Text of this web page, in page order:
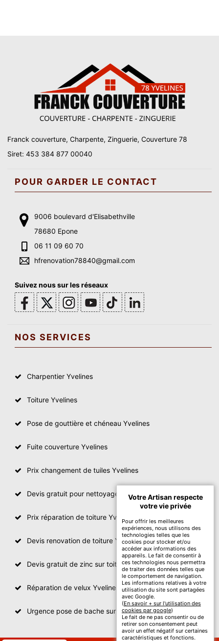
Franck couverture, Charpente, Zinguerie, Couverture 78
Siret: 453 384 877 00040
POUR GARDER LE CONTACT
9006 boulevard d'Elisabethville
78680 Epone
06 11 09 60 70
hfrenovation78840@gmail.com
Suivez nous sur les réseaux
NOS SERVICES
Charpentier Yvelines
Toiture Yvelines
Pose de gouttière et chéneau Yvelines
Fuite couverture Yvelines
Prix changement de tuiles Yvelines
Devis gratuit pour nettoyage toiture Yvelines
Prix réparation de toiture Yvelines
Devis renovation de toiture Yvelines
Devis gratuit de zinc sur toiture
Réparation de velux Yvelines
Urgence pose de bache sur toiture Yvelines
Votre Artisan respecte
votre vie privée
Pour offrir les meilleures
expériences, nous utilisons des
technologies telles que les
cookies pour stocker et/ou
accéder aux informations des
appareils. Le fait de consentir à
ces technologies nous permettra
de traiter des données telles que
le comportement de navigation.
Les informations relatives à votre
utilisation du site sont partagées
avec Google.
(En savoir + sur l'utilisation des
cookies par google)
Le fait de ne pas consentir ou de
retirer son consentement peut
avoir un effet négatif sur certaines
caractéristiques et fonctions.